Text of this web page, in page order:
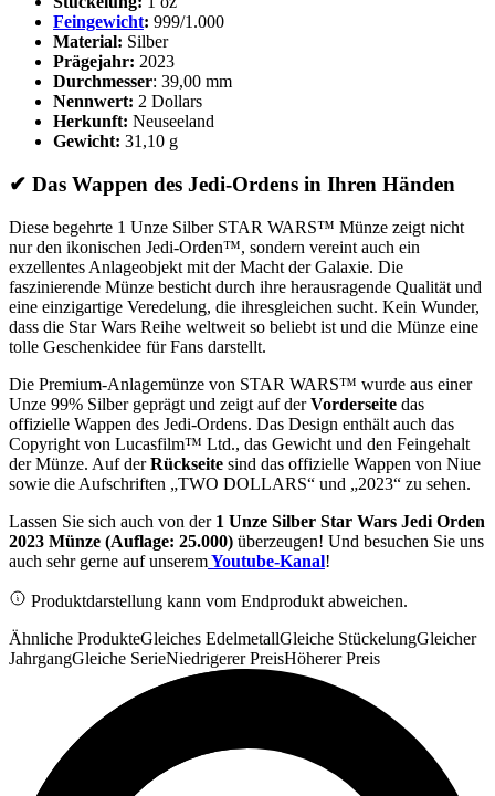
Feingewicht: 999/1.000
Material: Silber
Prägejahr: 2023
Durchmesser: 39,00 mm
Nennwert: 2 Dollars
Herkunft: Neuseeland
Gewicht: 31,10 g
✔ Das Wappen des Jedi-Ordens in Ihren Händen
Diese begehrte 1 Unze Silber STAR WARS™ Münze zeigt nicht
nur den ikonischen Jedi-Orden™, sondern vereint auch ein
exzellentes Anlageobjekt mit der Macht der Galaxie. Die
faszinierende Münze besticht durch ihre herausragende Qualität und
eine einzigartige Veredelung, die ihresgleichen sucht. Kein Wunder,
dass die Star Wars Reihe weltweit so beliebt ist und die Münze eine
tolle Geschenkidee für Fans darstellt.
Die Premium-Anlagemünze von STAR WARS™ wurde aus einer
Unze 99% Silber geprägt und zeigt auf derVorderseite das
offizielle Wappen des Jedi-Ordens. Das Design enthält auch das
Copyright von Lucasfilm™ Ltd., das Gewicht und den Feingehalt
der Münze. Auf derRückseite sind das offizielle Wappen von Niue
sowie die Aufschriften „TWO DOLLARS“ und „2023“ zu sehen.
Lassen Sie sich auch von der 1 Unze Silber Star Wars Jedi Orden
2023 Münze (Auflage: 25.000) überzeugen! Und besuchen Sie uns
auch sehr gerne auf unseremYoutube-Kanal!
Produktdarstellung kann vom Endprodukt abweichen.
Ähnliche ProdukteGleiches EdelmetallGleiche StückelungGleicher
JahrgangGleiche SerieNiedrigerer PreisHöherer Preis